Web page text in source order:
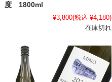
度 1800ml
¥3,800(税込 ¥4,180)
在庫切れ